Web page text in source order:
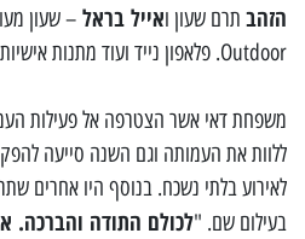
הזהב תרם שעון ואייל בראל – שעון
Outdoor. פלאפון נייד ועוד מתנות אישיות.
משפחת דאי אשר הצטרפה אל פעילות
ללוות את העמותה וגם השנה סייעה
לאירוע בלתי נשכח. בנוסף היו אחרים
בעילום שם. "לכולם התודה והברכה.